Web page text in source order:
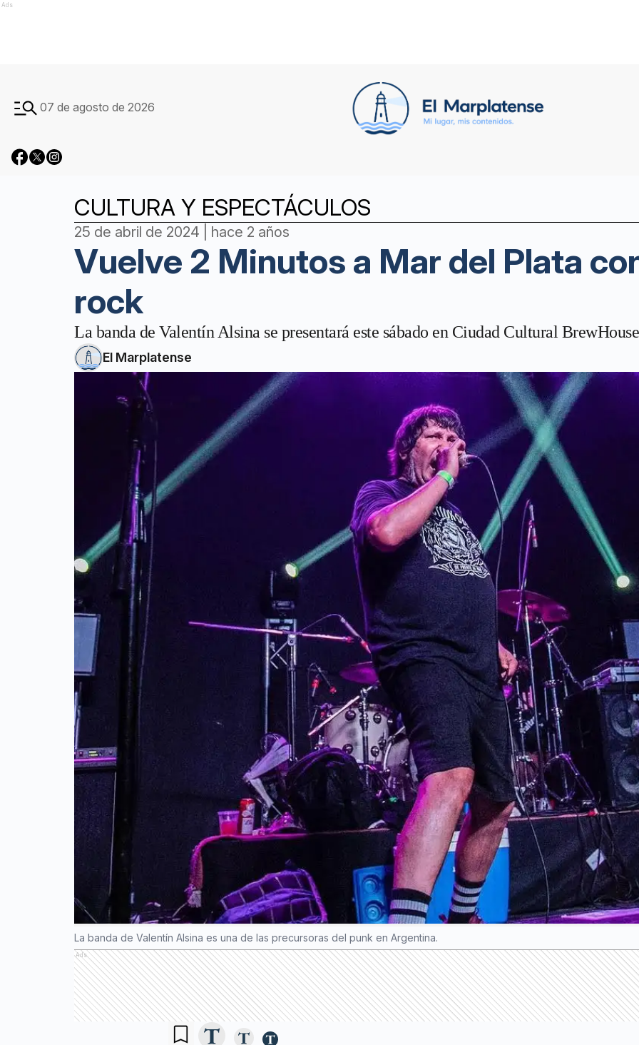
Ads
07 de agosto de 2026
CULTURA Y ESPECTÁCULOS
25 de abril de 2024 | hace 2 años
Vuelve 2 Minutos a Mar del Plata
rock
La banda de Valentín Alsina se presentará este sábado en Ciudad Cultural
El Marplatense
La banda de Valentín Alsina es una de las precursoras del punk en Argentina.
Ads